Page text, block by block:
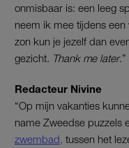
onmisbaar is: een leeg
neem ik mee tijdens
zon kun je jezelf dan
gezicht. Thank me later.”
Redacteur Nivine
“Op mijn vakanties
name Zweedse puzzels
zwembad, tussen het